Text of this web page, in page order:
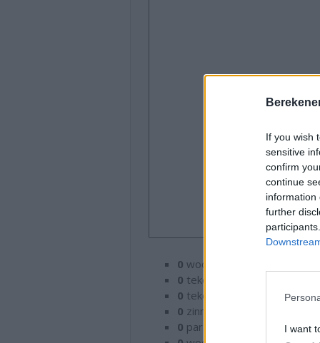
If you wish
sensitive
confirm
continue
information
further
I want
0 woorden
0 tekens
0 tekens (met spaties)
0 zinnen
0 paragrafen